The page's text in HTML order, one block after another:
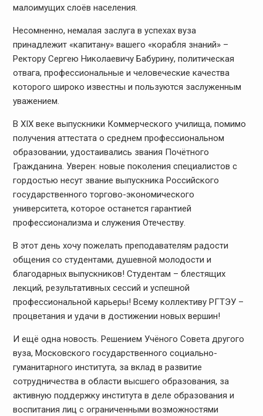
малоимущих слоёв населения.
Несомненно, немалая заслуга в успехах вуза
принадлежит «капитану» вашего «корабля знаний» –
Ректору Сергею Николаевичу Бабурину, политическая
отвага, профессиональные и человеческие качества
которого широко известны и пользуются заслуженным
уважением.
В XIX веке выпускники Коммерческого училища, помимо
получения аттестата о среднем профессиональном
образовании, удостаивались звания Почётного
Гражданина. Уверен: новые поколения специалистов с
гордостью несут звание выпускника Российского
государственного торгово-экономического
университета, которое останется гарантией
профессионализма и служения Отечеству.
В этот день хочу пожелать преподавателям радости
общения со студентами, душевной молодости и
благодарных выпускников! Студентам – блестящих
лекций, результативных сессий и успешной
профессиональной карьеры! Всему коллективу РГТЭУ –
процветания и удачи в достижении новых вершин!
И ещё одна новость. Решением Учёного Совета другого
вуза, Московского государственного социально-
гуманитарного института, за вклад в развитие
сотрудничества в области высшего образования, за
активную поддержку института в деле образования и
воспитания лиц с ограниченными возможностями